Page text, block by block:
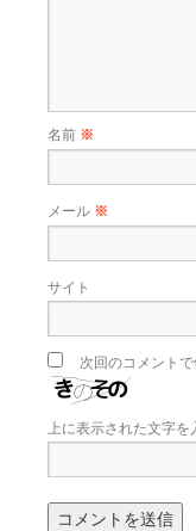
名前 ※
メール ※
サイト
次回のコメント
上に表示された文字を